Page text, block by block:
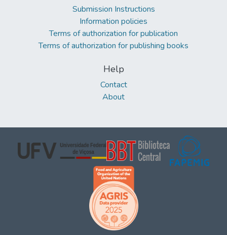
Submission Instructions
Information policies
Terms of authorization for publication
Terms of authorization for publishing books
Help
Contact
About